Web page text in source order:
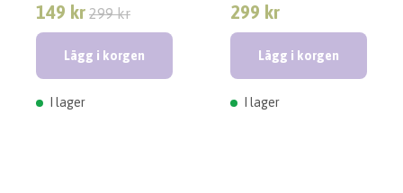
149 kr 299 kr
Lägg i korgen
I lager
299 kr
Lägg i korgen
I lager